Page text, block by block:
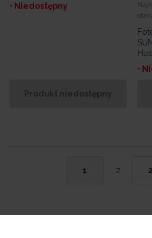
• Niedostępny
Produkt niedostępny
•
1 z 2